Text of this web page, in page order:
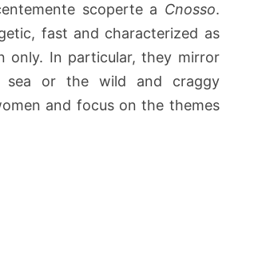
scoperte a Cnosso.
fast and characterized as
only. In particular, they mirror
sea or the wild and craggy
and focus on the themes